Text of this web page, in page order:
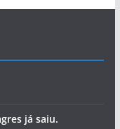
já saiu.